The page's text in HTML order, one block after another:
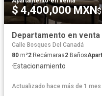
$ 4,400,000 MXN
Departamento en venta
Calle Bosques Del Canadá
80 m²2 Recámaras2 Baños
·Estacionamiento
Actualizado hace más de 1 mes